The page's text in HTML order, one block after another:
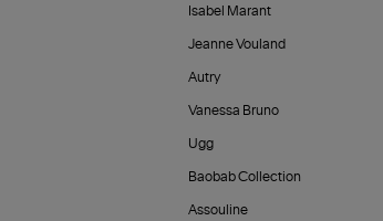
Isabel Marant
Jeanne Vouland
Autry
Vanessa Bruno
Ugg
Baobab Collection
Assouline